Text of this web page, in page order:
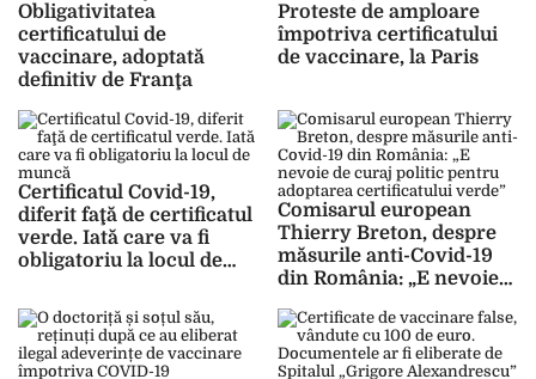
Obligativitatea
certificatului de
vaccinare, adoptată
definitiv de Franţa
Proteste de amploare
împotriva certificatului
de vaccinare, la Paris
Certificatul Covid-19,
diferit faţă de certificatul
verde. Iată care va fi
obligatoriu la locul de
Comisarul european
Thierry Breton, despre
măsurile anti-Covid-19
din România: „E nevoie
adoptarea certificatului
verde”